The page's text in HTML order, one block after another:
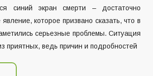
синий экран смерти – достаточно
которое призвано сказать, что в
серьезные проблемы. Ситуация
приятных, ведь причин и подробностей